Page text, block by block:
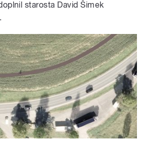
starosta David Šimek